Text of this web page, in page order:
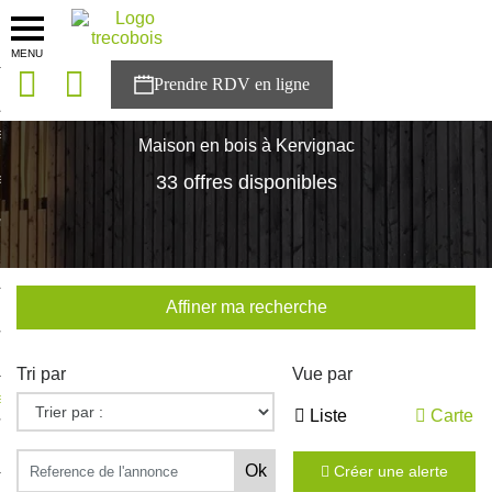
MENU
solutions
Trecobois
à NESTOR
Maison en bois à Kervignac
33 offres disponibles
Affiner ma recherche
Tri par Vue par
Liste Carte
Créer une alerte